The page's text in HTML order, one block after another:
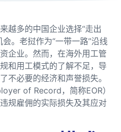
越多的中国企业选择“走出
。老挝作为“一带一路”沿线
企业。然而，在海外用工管
和用工模式的了解不足，导
不必要的经济和声誉损失。
of Record，简称EOR）
规雇佣的实际损失及其应对